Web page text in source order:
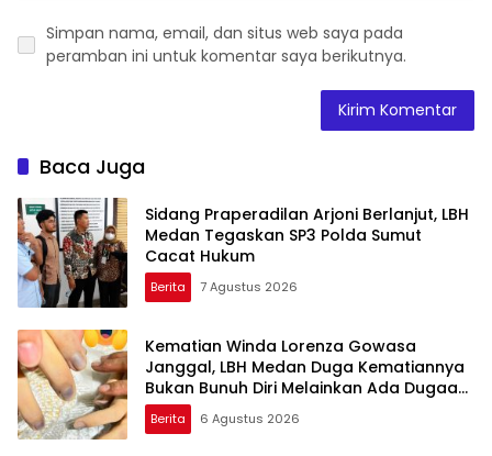
Simpan nama, email, dan situs web saya pada
peramban ini untuk komentar saya berikutnya.
Baca Juga
Sidang Praperadilan Arjoni Berlanjut, LBH
Medan Tegaskan SP3 Polda Sumut
Cacat Hukum
Berita 7 Agustus 2026
Kematian Winda Lorenza Gowasa
Janggal, LBH Medan Duga Kematiannya
Bukan Bunuh Diri Melainkan Ada Dugaan
Tundak Pidana
Berita 6 Agustus 2026